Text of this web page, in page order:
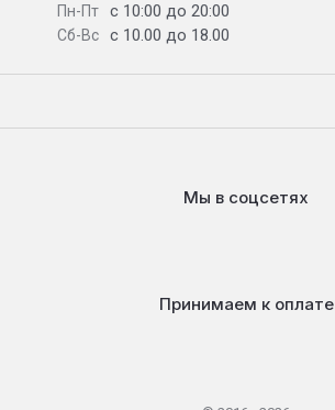
Пн-Пт с 10:00 до 20:00
Сб-Вс с 10.00 до 18.00
Мы в соцсетях
Принимаем к оплате